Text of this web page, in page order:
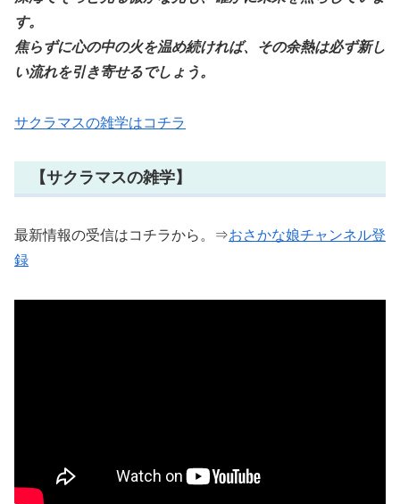
す。
焦らずに心の中の火を温め続ければ、その余熱は必ず新し
い流れを引き寄せるでしょう。
サクラマスの雑学はコチラ
【サクラマスの雑学】
最新情報の受信はコチラから。⇒おさかな娘チャンネル登
録